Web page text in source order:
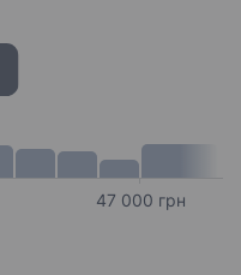
47 000 грн